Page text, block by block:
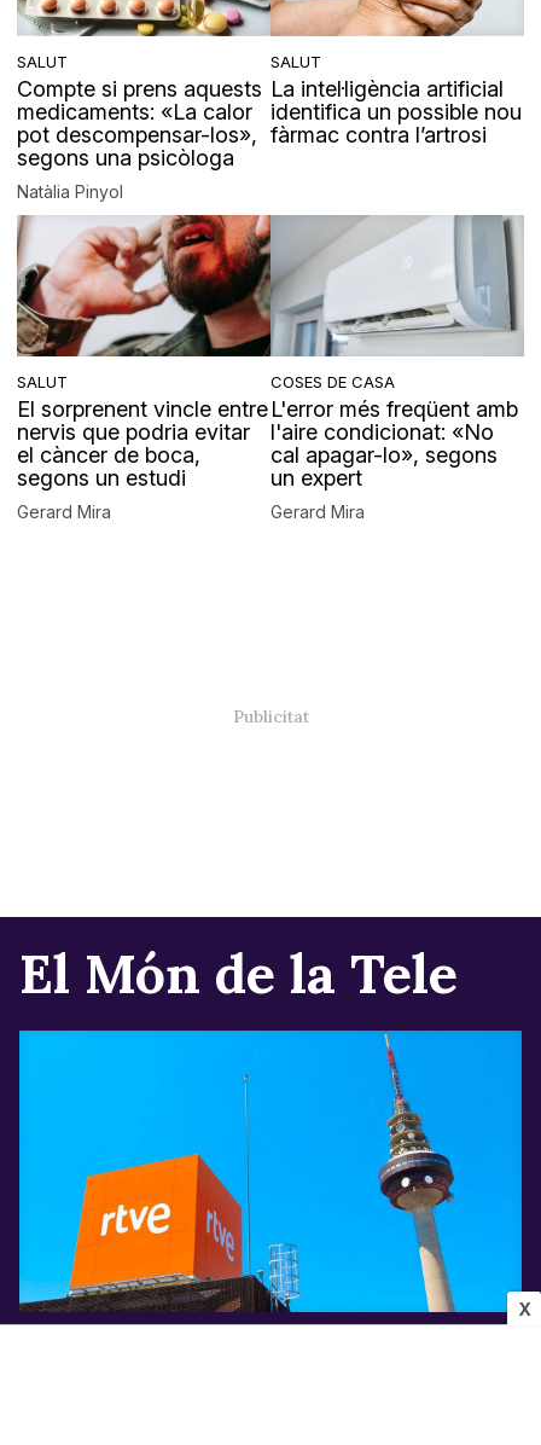
X
SALUT
Compte si prens aquests
medicaments: «La calor
pot descompensar-los»,
segons una psicòloga
Natàlia Pinyol
SALUT
La intel·ligència artificial
identifica un possible nou
fàrmac contra l’artrosi
SALUT
El sorprenent vincle entre
nervis que podria evitar
el càncer de boca,
segons un estudi
Gerard Mira
COSES DE CASA
L'error més freqüent amb
l'aire condicionat: «No
cal apagar-lo», segons
un expert
Gerard Mira
El Món de la Tele